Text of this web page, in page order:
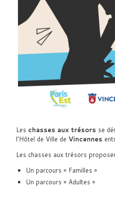
Les chasses aux trésors se
l’Hôtel de Ville de Vincennes
Les chasses aux trésors
Un parcours « Familles »
Un parcours « Adultes »